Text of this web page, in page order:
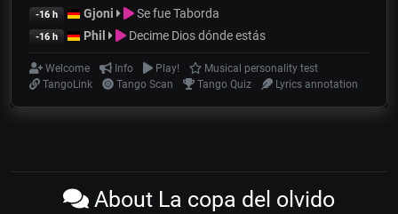
-16 h Gjoni Se fue Taborda
-16 h Phil Decime Dios dónde estás
Welcome Info Play!
Musical personality test
TangoLink
Tango Scan Tango Quiz Lyrics annotation
About La copa del olvido